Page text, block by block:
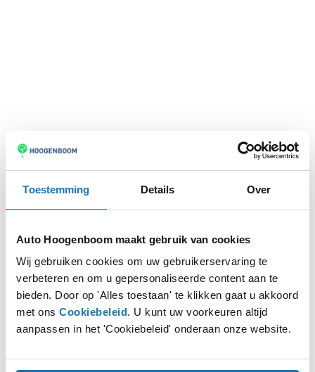
Toestemming Details Over
Auto Hoogenboom maakt gebruik van cookies
Wij gebruiken cookies om uw gebruikerservaring te
verbeteren en om u gepersonaliseerde content aan te
bieden. Door op 'Alles toestaan' te klikken gaat u akkoord
met ons Cookiebeleid. U kunt uw voorkeuren altijd
aanpassen in het 'Cookiebeleid' onderaan onze website.
Application error: aclient-side exception has occurred while
loadingwww.autohoogenboom.nl (see the browser console
more information).